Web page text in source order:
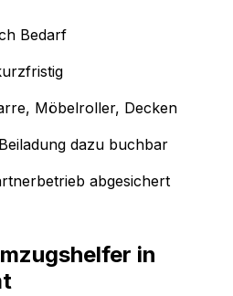
Bedarf
Möbelroller, Decken
dazu buchbar
abgesichert
in